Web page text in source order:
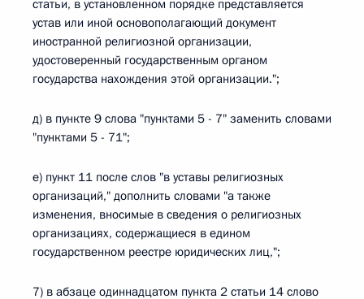
статьи, в установленном порядке представляется
устав или иной основополагающий документ
иностранной религиозной организации,
удостоверенный государственным органом
государства нахождения этой организации.";
д) в пункте 9 слова "пунктами 5 - 7" заменить словами
"пунктами 5 - 71";
е) пункт 11 после слов "в уставы религиозных
организаций," дополнить словами "а также
изменения, вносимые в сведения о религиозных
организациях, содержащиеся в едином
государственном реестре юридических лиц,";
7) в абзаце одиннадцатом пункта 2 статьи 14 слово